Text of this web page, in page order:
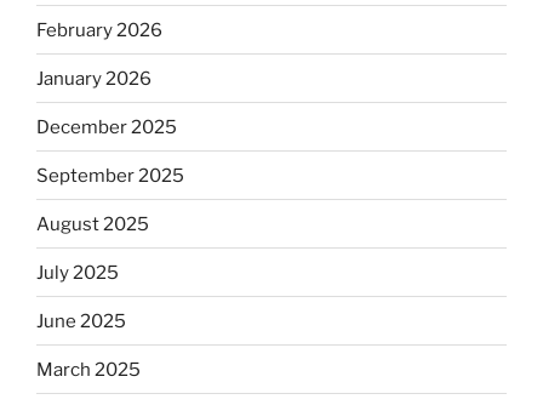
February 2026
January 2026
December 2025
September 2025
August 2025
July 2025
June 2025
March 2025